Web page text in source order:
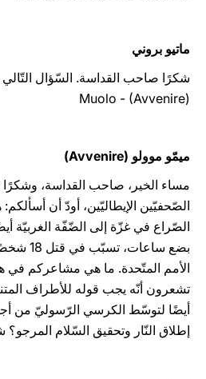
ماتيو بروني
Muolo - (Avvenire)
ميمّو موولو (Avvenire)
مساء الخير، صاحب القداسة، وشكرًا
الصّحفيّين الإيطاليّين، أودّ أن
الصّراع في غزّة إلى الضّفّة الغربيّة
بضع
الأمم المتّحدة. ما هي مشاعركم في
تشعرون أنّه يجب قوله للأطراف
أيضًا لتوسّط الكرسي الرّسوليّ من
إطلاق النّار وتحقيق السّلام المرجو؟